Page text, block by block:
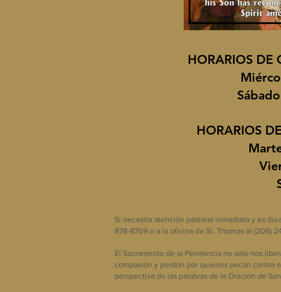
HORARIOS DE
HORARIOS
Si necesita atención pastoral inmediata y es
878-8709 o a la oficina de St. Thomas al (206)
El Sacramento de la Penitencia no solo nos
compasión y perdón por quienes pecan contra
perspectiva de las palabras de la Oración de